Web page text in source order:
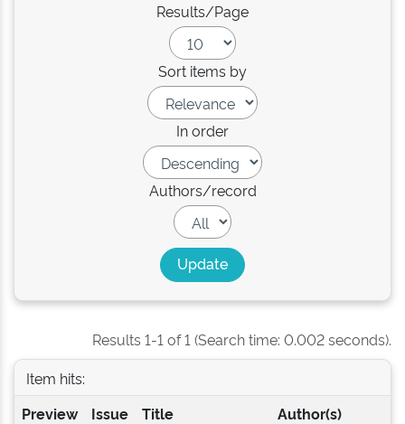
Results/Page
Sort items by
In order
Authors/record
Results 1-1 of 1 (Search time: 0.002 seconds).
Item hits:
Preview
Issue
Title Author(s)